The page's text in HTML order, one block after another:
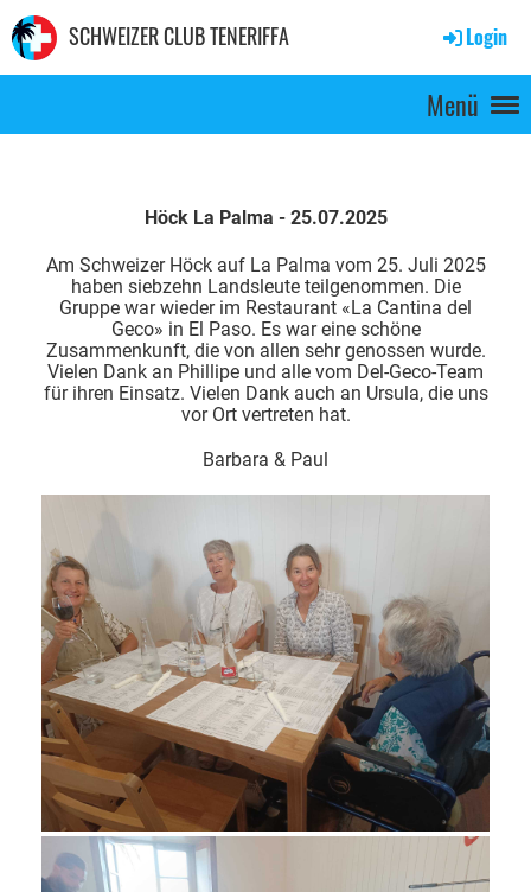
SCHWEIZER CLUB TENERIFFA Login
Menü
Höck La Palma - 25.07.2025
Am Schweizer Höck auf La Palma vom 25. Juli 2025
haben siebzehn Landsleute teilgenommen. Die
Gruppe war wieder im Restaurant «La Cantina del
Geco» in El Paso. Es war eine schöne
Zusammenkunft, die von allen sehr genossen wurde.
Vielen Dank an Phillipe und alle vom Del-Geco-Team
für ihren Einsatz. Vielen Dank auch an Ursula, die uns
vor Ort vertreten hat.
Barbara & Paul